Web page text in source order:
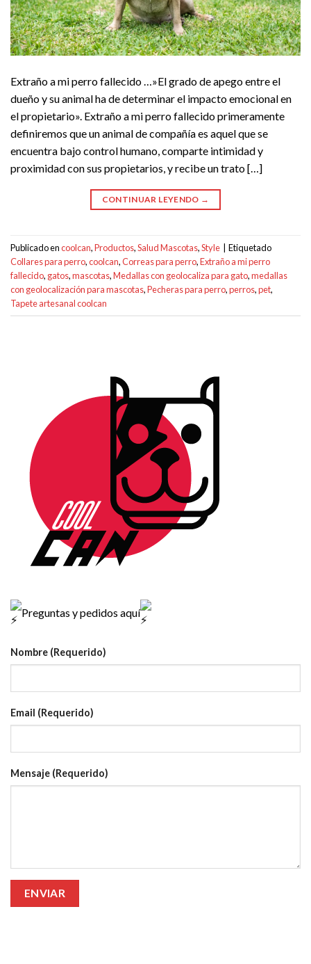
Extraño a mi perro fallecido …»El grado de apego entre el
dueño y su animal ha de determinar el impacto emocional en
el propietario». Extraño a mi perro fallecido primeramente
definiremos que un animal de compañía es aquel que se
encuentra bajo control humano, comparte intimidad y
proximidad con sus propietarios, y recibe un trato […]
CONTINUAR LEYENDO →
Publicado encoolcan,Productos,Salud Mascotas,Style | Etiquetado
Collares para perro,coolcan,Correas para perro,Extraño a mi perro
fallecido, gatos,mascotas,Medallas con geolocaliza para gato,medallas
con geolocalización para mascotas,Pecheras para perro,perros,pet,
Tapete artesanal coolcan
Preguntas y pedidos aquí
Nombre (Requerido)
Email (Requerido)
Mensaje (Requerido)